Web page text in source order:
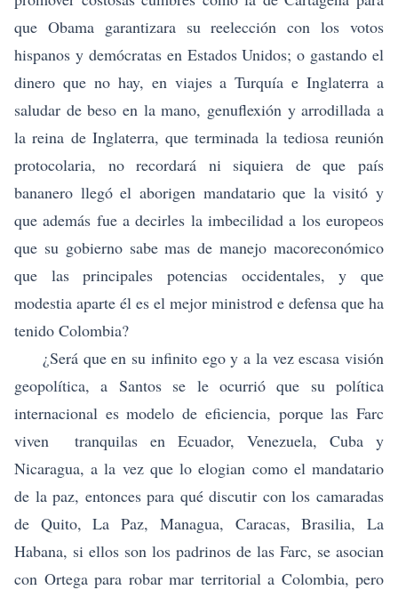
que Obama garantizara su reelección con los votos
hispanos y demócratas en Estados Unidos; o gastando el
dinero que no hay, en viajes a Turquía e Inglaterra a
saludar de beso en la mano, genuflexión y arrodillada a
la reina de Inglaterra, que terminada la tediosa reunión
protocolaria, no recordará ni siquiera de que país
bananero llegó el aborigen mandatario que la visitó y
que además fue a decirles la imbecilidad a los europeos
que su gobierno sabe mas de manejo macoreconómico
que las principales potencias occidentales, y que
modestia aparte él es el mejor ministrod e defensa que ha
tenido Colombia?
¿Será que en su infinito ego y a la vez escasa visión
geopolítica, a Santos se le ocurrió que su política
internacional es modelo de eficiencia, porque las Farc
viven tranquilas en Ecuador, Venezuela, Cuba y
Nicaragua, a la vez que lo elogian como el mandatario
de la paz, entonces para qué discutir con los camaradas
de Quito, La Paz, Managua, Caracas, Brasilia, La
Habana, si ellos son los padrinos de las Farc, se asocian
con Ortega para robar mar territorial a Colombia, pero